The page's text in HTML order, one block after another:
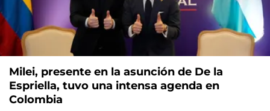
Milei, presente en la asunción de De la
Espriella, tuvo una intensa agenda en
Colombia